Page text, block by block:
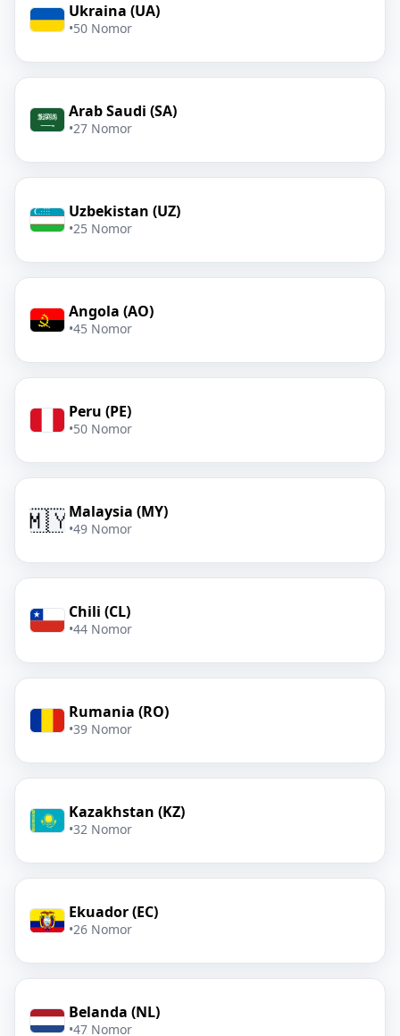
Ukraina (UA)
•50 Nomor
Arab Saudi (SA)
•27 Nomor
Uzbekistan (UZ)
•25 Nomor
Angola (AO)
•45 Nomor
Peru (PE)
•50 Nomor
🇲🇾Malaysia (MY)
•49 Nomor
Chili (CL)
•44 Nomor
Rumania (RO)
•39 Nomor
Kazakhstan (KZ)
•32 Nomor
Ekuador (EC)
•26 Nomor
Belanda (NL)
•47 Nomor